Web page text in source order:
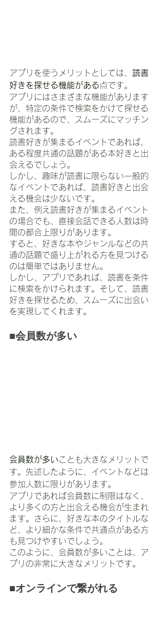
アプリを使うメリットとしては、 読書
好きを探せる機能がある点です。
アプリにはさまざまな機能があります
が、特定の条件で検索をかけて探せる
機能があるので、スムーズにマッチン
グされます。
読書好きが集まるイベントであれば、
ある程度共通の話題がある本好きと出
会えるでしょう。
しかし、趣味が読書に限らない一般的
なイベントであれば、読書好きと出会
える機会は少ないです。
また、例え読書好きが集まるイベント
の場合でも、直接会話できる人数は時
間の都合上限りがあります。
すると、好きな本やジャンルなどの共
通の話題で盛り上がれる方を見つける
のは簡単ではありません。
しかし、アプリであれば、読書を条件
に検索をかけられます。そして、読書
好きを探せるため、スムーズに出会い
を実現してくれます。
■会員数が多い
会員数が多いことも大きなメリットで
す。先述したように、イベントなどは
参加人数に限りがあります。
アプリであれば会員数に制限はなく、
より多くの方と出会える機会が生まれ
ます。さらに、好きな本のタイトルな
ど、より細かな条件で共通点がある方
も見つけやすいでしょう。
このように、会員数が多いことは、ア
プリの非常に大きなメリットです。
■オンラインで繋がれる